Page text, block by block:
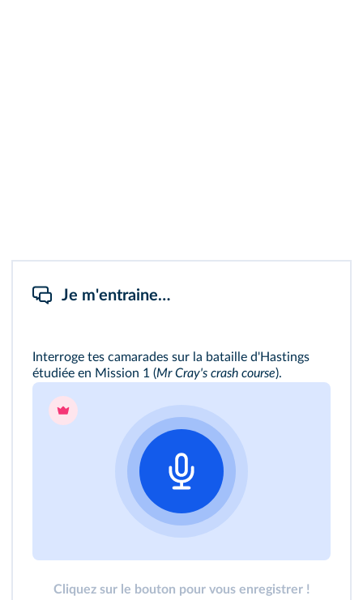
Je m'entraine…
Interroge tes camarades sur la bataille d'Hastings
étudiée en Mission 1 (Mr Cray's crash course).
Cliquez sur le bouton pour vous enregistrer !